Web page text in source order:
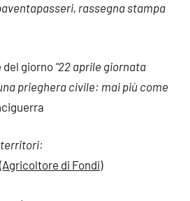
rassegna stampa
del giorno“22 aprile giornata
prieghera civile: mai più come
territori:
di Fondi)